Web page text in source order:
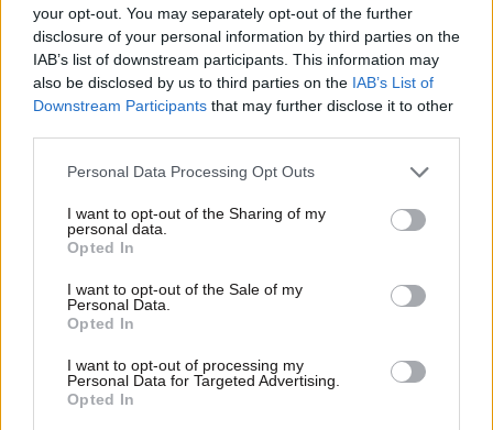
your opt-out. You may separately opt-out of the further
disclosure of your personal information by third parties on the
IAB’s list of downstream participants. This information may
also be disclosed by us to third parties on the IAB’s List of
Downstream Participants that may further disclose it to other
Please note that this website/app uses one or more Google
not limited to your visit or usage behaviour. You may click to
grant or deny consent to Google and its third-party tags to
use your data for below specified purposes in below Google
consent section.
Personal Data Processing Opt Outs
I want to opt-out of the Sharing of my
personal data.
Opted In
I want to opt-out of the Sale of my
Personal Data.
Opted In
I want to opt-out of processing my
Personal Data for Targeted Advertising.
Opted In
ΠΡΟΣΘΕΣΤΕ ΤΟ ΣΧΟΛΙΟ ΣΑΣ